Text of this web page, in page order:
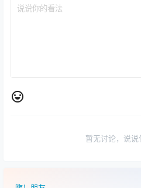
暂无讨论，说说